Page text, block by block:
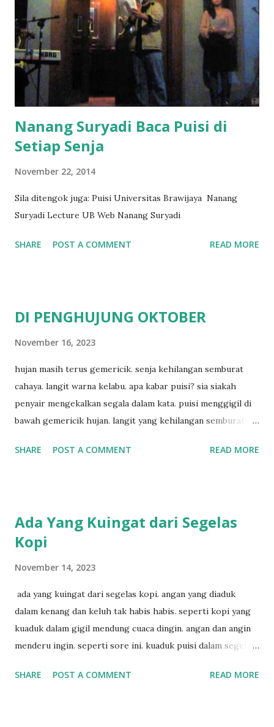
Nanang Suryadi Baca Puisi di
Setiap Senja
November 22, 2014
Sila ditengok juga: Puisi Universitas Brawijaya Nanang
Suryadi Lecture UB Web Nanang Suryadi
SHARE POST A COMMENT READ MORE
DI PENGHUJUNG OKTOBER
November 16, 2023
hujan masih terus gemericik. senja kehilangan semburat
cahaya. langit warna kelabu. apa kabar puisi? sia siakah
penyair mengekalkan segala dalam kata. puisi menggigil di
bawah gemericik hujan. langit yang kehilangan semburat
penyair? apakah sia sia aku dituliskan. puisi menggigil
SHARE POST A COMMENT READ MORE
Ada Yang Kuingat dari Segelas
Kopi
November 14, 2023
ada yang kuingat dari segelas kopi. angan yang diaduk
dalam kenang dan keluh tak habis habis. seperti kopi yang
kuaduk dalam gigil mendung cuaca dingin. angan dan angin
menderu ingin. seperti sore ini. kuaduk puisi dalam segelas
SHARE POST A COMMENT READ MORE